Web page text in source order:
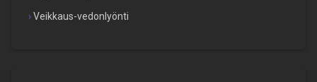
Veikkaus-vedonlyönti